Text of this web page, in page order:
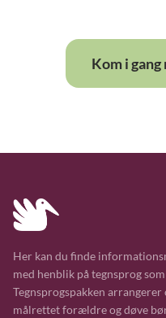
Kom i
Her kan du finde
med henblik på tegnsprog
Tegnsprogspakken
målrettet forældre og døve